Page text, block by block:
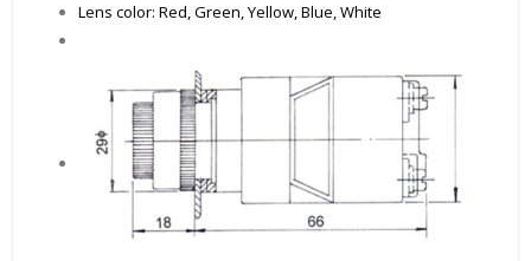
Lens color: Red, Green, Yellow, Blue, White